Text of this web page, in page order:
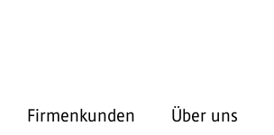
Firmenkunden Über uns